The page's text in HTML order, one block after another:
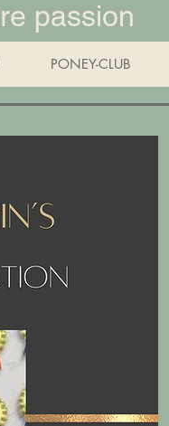
passion
PONEY-CLUB